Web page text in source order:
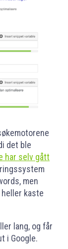
det ble
har selv gått
men
kaste
lang, og får
i Google.